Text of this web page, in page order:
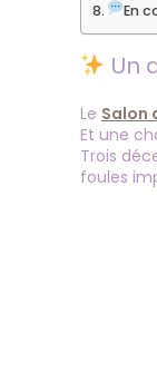
En
Un
Le Salon
Et une
Trois
foules